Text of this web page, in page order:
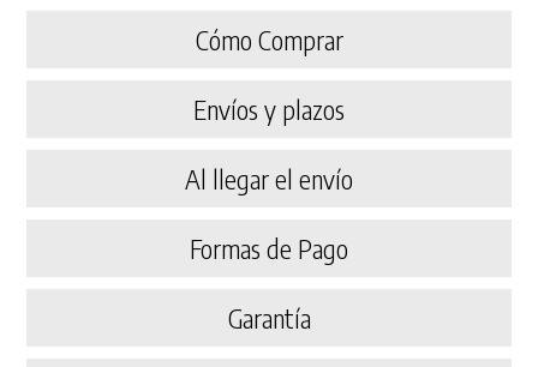
Cómo Comprar
Envíos y plazos
Al llegar el envío
Formas de Pago
Garantía